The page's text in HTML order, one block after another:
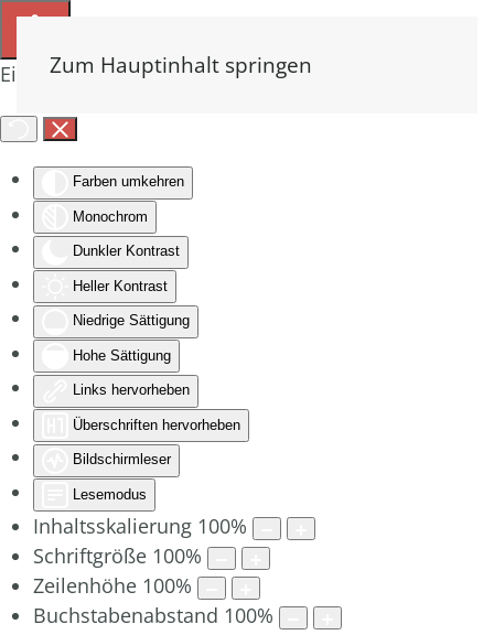
Eingabehilfen öffnen
Farben umkehren
Monochrom
Dunkler Kontrast
Heller Kontrast
Niedrige Sättigung
Hohe Sättigung
Links hervorheben
Überschriften hervorheben
Bildschirmleser
Lesemodus
Inhaltsskalierung 100%
Schriftgröße 100%
Zeilenhöhe 100%
Buchstabenabstand 100%
Zum Hauptinhalt springen